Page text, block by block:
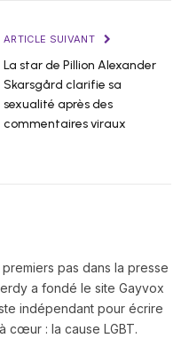
ARTICLE SUIVANT
La star de Pillion Alexander
Skarsgård clarifie sa
sexualité après des
commentaires viraux
pas dans la presse
a fondé le site Gayvox
indépendant pour écrire
cœur : la cause LGBT.